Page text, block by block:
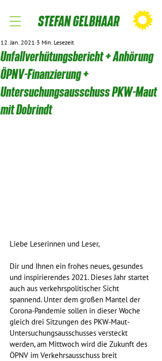
STEFAN GELBHAAR
Unfallverhütungsbericht + Anhörung
ÖPNV-Finanzierung +
Untersuchungsausschuss PKW-Maut
mit Dobrindt
12. Jan. 2021 3 Min. Lesezeit
Liebe Leserinnen und Leser,
Dir und Ihnen ein frohes neues, gesundes
und inspirierendes 2021. Dieses Jahr startet
auch aus verkehrspolitischer Sicht
spannend. Unter dem großen Mantel der
Corona-Pandemie sollen in dieser Woche
gleich drei Sitzungen des PKW-Maut-
Untersuchungsausschusses versteckt
werden, am Mittwoch wird die Zukunft des
ÖPNV im Verkehrsausschuss breit